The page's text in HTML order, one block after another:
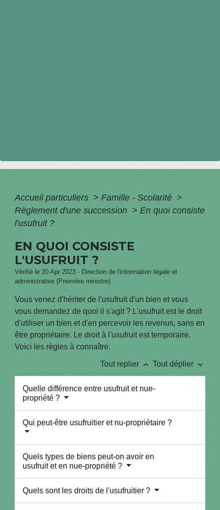
Accueil particuliers > Famille - Scolarité >
Règlement d'une succession > En quoi consiste
l'usufruit ?
EN QUOI CONSISTE
L'USUFRUIT ?
Vérifié le 20 Apr 2023 - Direction de l'information légale et
administrative (Première ministre)
Vous venez d'hériter de l'usufruit d'un bien et vous
vous demandez de quoi il s'agit ? L'usufruit est le droit
d'utiliser un bien et d'en percevoir les revenus, sans en
être propriétaire. Le droit à l'usufruit est temporaire.
Voici les règles à connaître.
Tout replier keyboard_arrow_up Tout déplier keyboard_arrow_down
Quelle différence entre usufruit et nue-
propriété ?
Qui peut-être usufruitier et nu-propriétaire ?
Quels types de biens peut-on avoir en
usufruit et en nue-propriété ?
Quels sont les droits de l'usufruitier ?